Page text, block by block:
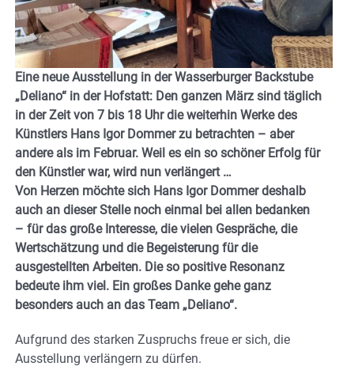
Eine neue Ausstellung in der Wasserburger Backstube
„Deliano“ in der Hofstatt: Den ganzen März sind täglich
in der Zeit von 7 bis 18 Uhr die weiterhin Werke des
Künstlers Hans Igor Dommer zu betrachten – aber
andere als im Februar. Weil es ein so schöner Erfolg für
den Künstler war, wird nun verlängert …
Von Herzen möchte sich Hans Igor Dommerdeshalb
auch an dieser Stelle noch einmal bei allen bedanken
– für das große Interesse, die vielen Gespräche, die
Wertschätzung und die Begeisterung für die
ausgestellten Arbeiten. Die so positive Resonanz
bedeute ihm viel. Ein großes Danke gehe ganz
besonders auch an das Team „Deliano“.
Aufgrund des starken Zuspruchs freue er sich, die
Ausstellung verlängern zu dürfen.